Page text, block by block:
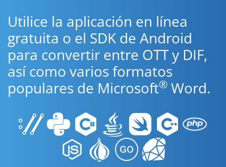
Utilice la aplicación en línea
gratuita o el SDK de Android
para convertir entre OTT y DIF,
así como varios formatos
populares de Microsoft® Word.